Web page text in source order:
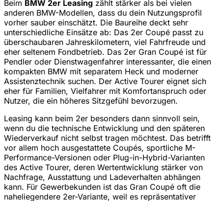
Beim BMW 2er Leasing zählt stärker als bei vielen
anderen BMW-Modellen, dass du dein Nutzungsprofil
vorher sauber einschätzt. Die Baureihe deckt sehr
unterschiedliche Einsätze ab: Das 2er Coupé passt zu
überschaubaren Jahreskilometern, viel Fahrfreude und
eher seltenem Fondbetrieb. Das 2er Gran Coupé ist für
Pendler oder Dienstwagenfahrer interessanter, die einen
kompakten BMW mit separatem Heck und moderner
Assistenztechnik suchen. Der Active Tourer eignet sich
eher für Familien, Vielfahrer mit Komfortanspruch oder
Nutzer, die ein höheres Sitzgefühl bevorzugen.
Leasing kann beim 2er besonders dann sinnvoll sein,
wenn du die technische Entwicklung und den späteren
Wiederverkauf nicht selbst tragen möchtest. Das betrifft
vor allem hoch ausgestattete Coupés, sportliche M-
Performance-Versionen oder Plug-in-Hybrid-Varianten
des Active Tourer, deren Wertentwicklung stärker von
Nachfrage, Ausstattung und Ladeverhalten abhängen
kann. Für Gewerbekunden ist das Gran Coupé oft die
naheliegendere 2er-Variante, weil es repräsentativer